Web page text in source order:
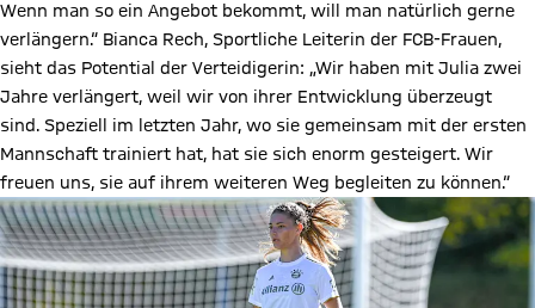
Wenn man so ein Angebot bekommt, will man natürlich gerne
verlängern.“ Bianca Rech, Sportliche Leiterin der FCB-Frauen,
sieht das Potential der Verteidigerin: „Wir haben mit Julia zwei
Jahre verlängert, weil wir von ihrer Entwicklung überzeugt
sind. Speziell im letzten Jahr, wo sie gemeinsam mit der ersten
Mannschaft trainiert hat, hat sie sich enorm gesteigert. Wir
freuen uns, sie auf ihrem weiteren Weg begleiten zu können.“